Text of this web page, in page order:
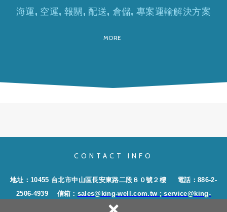
海運, 空運, 報關, 配送, 倉儲, 專案運輸解決方案
MORE
CONTACT INFO
地址：10455 台北市中山區長安東路二段８０號２樓
電話：886-2-
2506-4939 信箱： sales@king-well.com.tw ; service@king-
well.com.tw